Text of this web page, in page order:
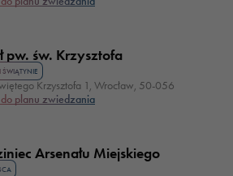
pw. św. Krzysztofa
ŚWIĄTYNIE
Krzysztofa 1, Wrocław, 50-056
planu zwiedzania
Arsenału Miejskiego